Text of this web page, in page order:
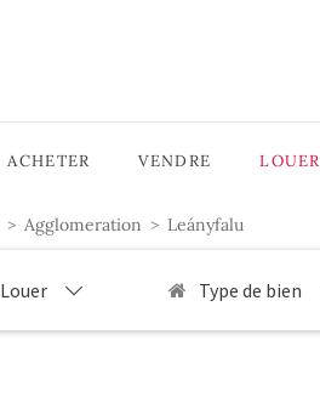
ACHETER VENDRE LOUER
Agglomeration Leányfalu
Louer Type de bien